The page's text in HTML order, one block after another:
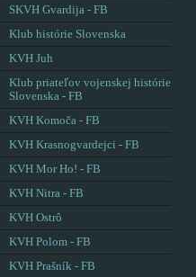
SKVH Gvardija - FB
Klub histórie Slovenska
KVH Juh
Klub priateľov vojenskej histórie
Slovenska - FB
KVH Komoča - FB
KVH Krasnogvardejci - FB
KVH Mor Ho! - FB
KVH Nitra - FB
KVH Ostrô
KVH Polom - FB
KVH Prašník - FB